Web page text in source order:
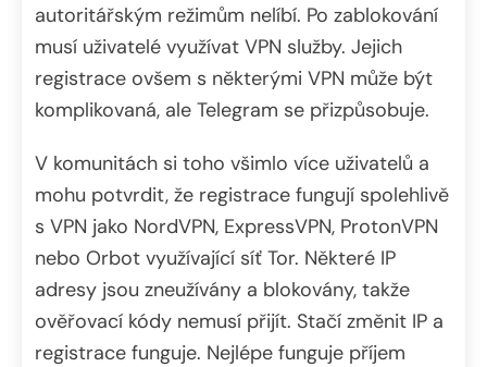
autoritářským režimům nelíbí. Po zablokování
musí uživatelé využívat VPN služby. Jejich
registrace ovšem s některými VPN může být
komplikovaná, ale Telegram se přizpůsobuje.
V komunitách si toho všimlo více uživatelů a
mohu potvrdit, že registrace fungují spolehlivě
s VPN jako NordVPN, ExpressVPN, ProtonVPN
nebo Orbot využívající síť Tor. Některé IP
adresy jsou zneužívány a blokovány, takže
ověřovací kódy nemusí přijít. Stačí změnit IP a
registrace funguje. Nejlépe funguje příjem